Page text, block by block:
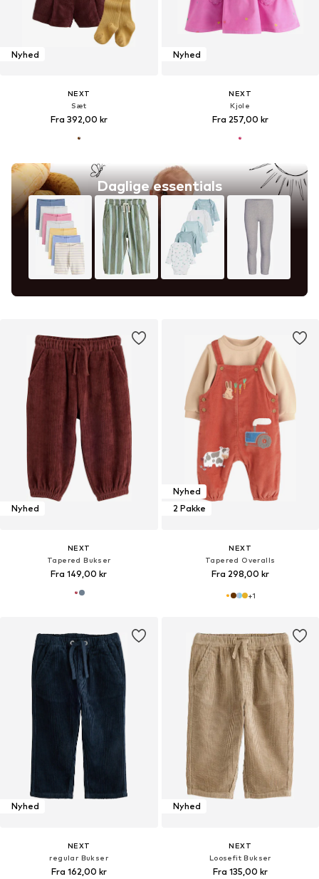
Nyhed
NEXT
Sæt
Fra 392,00 kr
Daglige essentials
Nyhed
NEXT
Kjole
Fra 257,00 kr
Nyhed
NEXT
Tapered Bukser
Fra 149,00 kr
Nyhed
2 Pakke
NEXT
Tapered Overalls
Fra 298,00 kr
+1
Nyhed
NEXT
regular Bukser
Fra 162,00 kr
Nyhed
NEXT
Loosefit Bukser
Fra 135,00 kr